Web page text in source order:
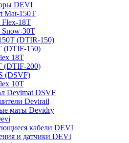
DEVI
Mat-150T
18T
30T
(DTIR-150)
(DTIF-150)
18T
(DTIF-200)
(DSVF)
10T
Devimat DSVF
Devirail
маты Devidry
кабели DEVI
и датчики DEVI